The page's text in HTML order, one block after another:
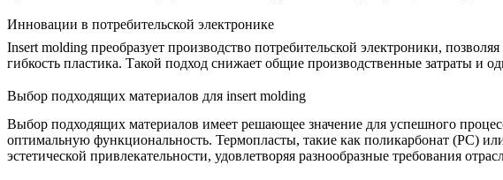
Инновации в потребительской электронике
Insert molding преобразует производство потребительской электроники,
гибкость пластика. Такой подход снижает общие производственные затраты и
Выбор подходящих материалов для insert molding
Выбор подходящих материалов имеет решающее значение для успешного
оптимальную функциональность. Термопласты, такие как поликарбонат (PC)
эстетической привлекательности, удовлетворяя разнообразные требования